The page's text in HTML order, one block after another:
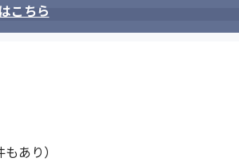
こちら
あり）